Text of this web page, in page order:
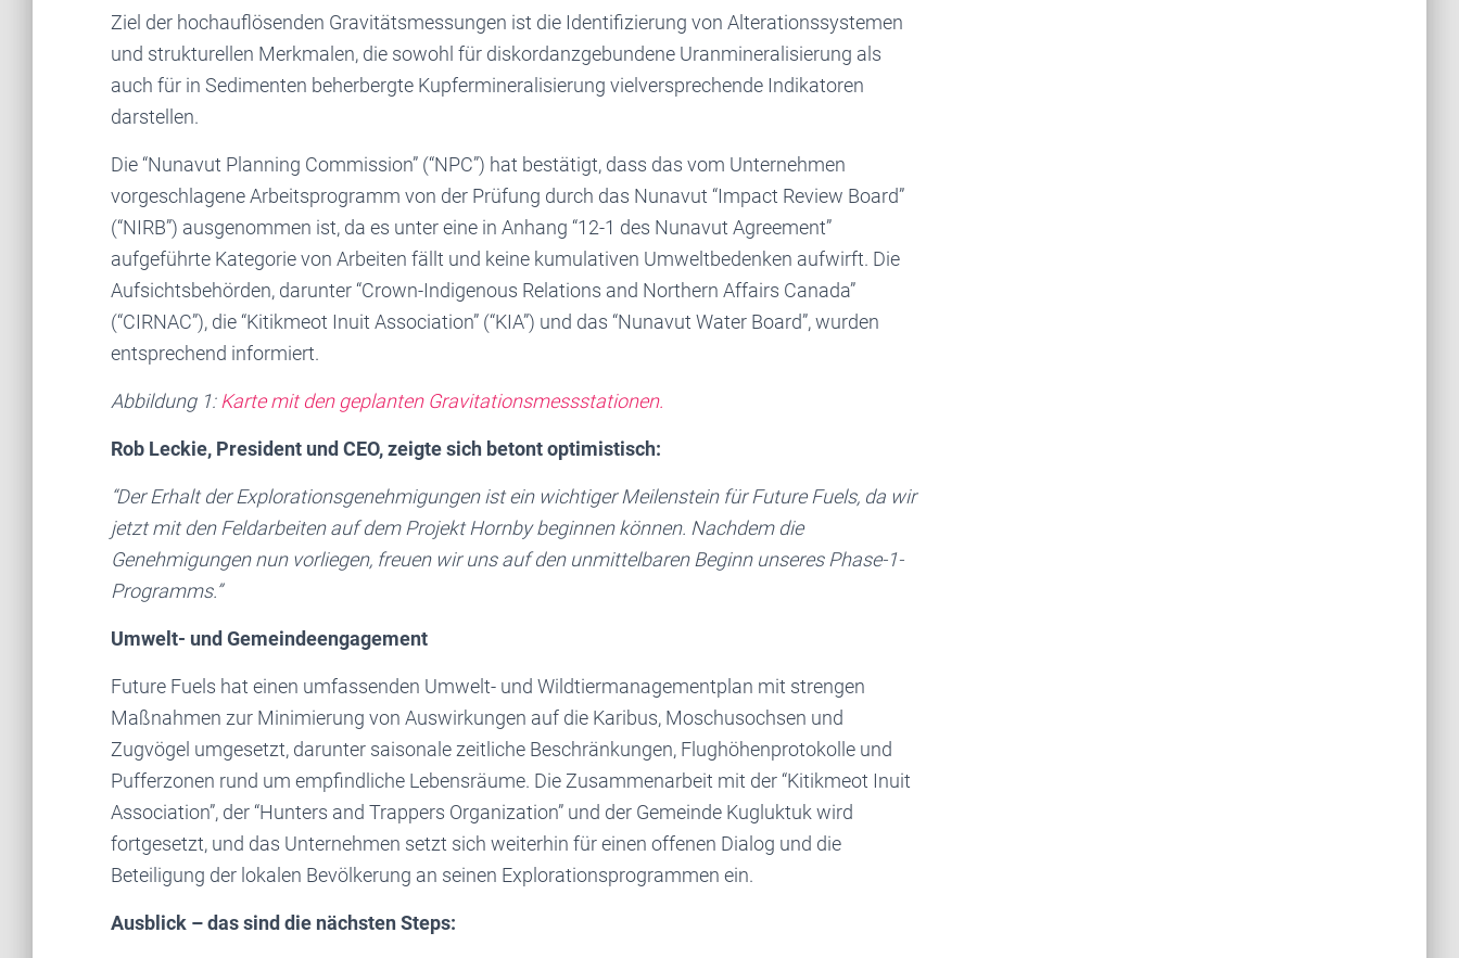
Ziel der hochauflösenden Gravitätsmessungen ist die Identifizierung von Alterationssystemen
und strukturellen Merkmalen, die sowohl für diskordanzgebundene Uranmineralisierung als
auch für in Sedimenten beherbergte Kupfermineralisierung vielversprechende Indikatoren
darstellen.
Die “Nunavut Planning Commission” (“NPC”) hat bestätigt, dass das vom Unternehmen
vorgeschlagene Arbeitsprogramm von der Prüfung durch das Nunavut “Impact Review Board”
(“NIRB”) ausgenommen ist, da es unter eine in Anhang “12-1 des Nunavut Agreement”
aufgeführte Kategorie von Arbeiten fällt und keine kumulativen Umweltbedenken aufwirft. Die
Aufsichtsbehörden, darunter “Crown-Indigenous Relations and Northern Affairs Canada”
(“CIRNAC”), die “Kitikmeot Inuit Association” (“KIA”) und das “Nunavut Water Board”, wurden
entsprechend informiert.
Abbildung 1: Karte mit den geplanten Gravitationsmessstationen.
Rob Leckie, President und CEO, zeigte sich betont optimistisch:
“Der Erhalt der Explorationsgenehmigungen ist ein wichtiger Meilenstein für Future Fuels, da wir
jetzt mit den Feldarbeiten auf dem Projekt Hornby beginnen können. Nachdem die
Genehmigungen nun vorliegen, freuen wir uns auf den unmittelbaren Beginn unseres Phase-1-
Programms.”
Umwelt- und Gemeindeengagement
Future Fuels hat einen umfassenden Umwelt- und Wildtiermanagementplan mit strengen
Maßnahmen zur Minimierung von Auswirkungen auf die Karibus, Moschusochsen und
Zugvögel umgesetzt, darunter saisonale zeitliche Beschränkungen, Flughöhenprotokolle und
Pufferzonen rund um empfindliche Lebensräume. Die Zusammenarbeit mit der “Kitikmeot Inuit
Association”, der “Hunters and Trappers Organization” und der Gemeinde Kugluktuk wird
fortgesetzt, und das Unternehmen setzt sich weiterhin für einen offenen Dialog und die
Beteiligung der lokalen Bevölkerung an seinen Explorationsprogrammen ein.
Ausblick – das sind die nächsten Steps: